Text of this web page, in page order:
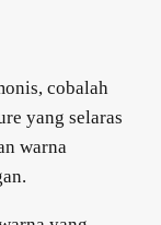
cobalah
yang selaras
warna